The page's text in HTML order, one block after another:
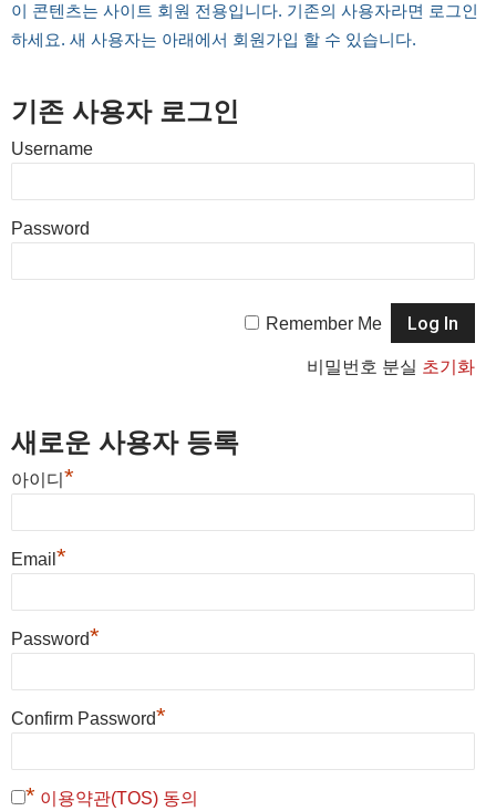
이 콘텐츠는 사이트 회원 전용입니다. 기존의 사용자라면 로그인
하세요. 새 사용자는 아래에서 회원가입 할 수 있습니다.
기존 사용자 로그인
Username
Password
Remember Me
비밀번호 분실 초기화
새로운 사용자 등록
아이디 *
Email *
Password*
Confirm Password*
* 이용약관(TOS) 동의